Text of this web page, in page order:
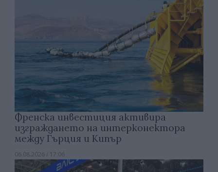
Френска инвестиция активира
изграждането на интерконектора
между Гърция и Кипър
06.08.2026 / 17:06